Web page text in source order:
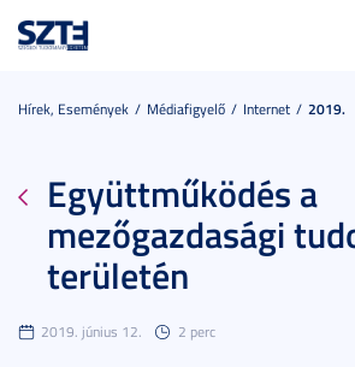
Hírek, Események Médiafigyelő Internet 2019.
Együttműködés a
mezőgazdasági
területén
2019. június 12. 2 perc